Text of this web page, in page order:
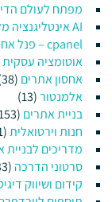
מפתח לעולם
AI אינטליגנציה מלאכותית
cpanel – פנל אחסון אתרים
אוטומציה עסקית(3)
אחסון אתרים(38)
אלמנטור(13)
בניית אתרים(153)
חנות וירטואלית WooCommerce
מדריכים לבניית
סרטוני הדרכה(33)
קידום ושיווק